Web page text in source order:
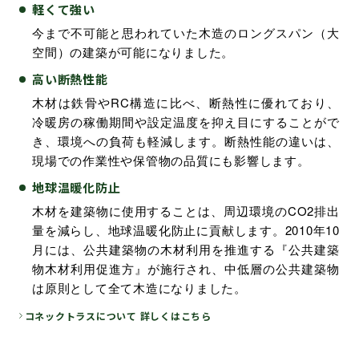
軽くて強い
今まで不可能と思われていた木造のロングスパン（大
空間）の建築が可能になりました。
高い断熱性能
木材は鉄骨やRC構造に比べ、断熱性に優れており、
冷暖房の稼働期間や設定温度を抑え目にすることがで
き、環境への負荷も軽減します。断熱性能の違いは、
現場での作業性や保管物の品質にも影響します。
地球温暖化防止
木材を建築物に使用することは、周辺環境のCO2排出
量を減らし、地球温暖化防止に貢献します。2010年10
月には、公共建築物の木材利用を推進する『公共建築
物木材利用促進方』が施行され、中低層の公共建築物
は原則として全て木造になりました。
コネックトラスについて 詳しくはこちら